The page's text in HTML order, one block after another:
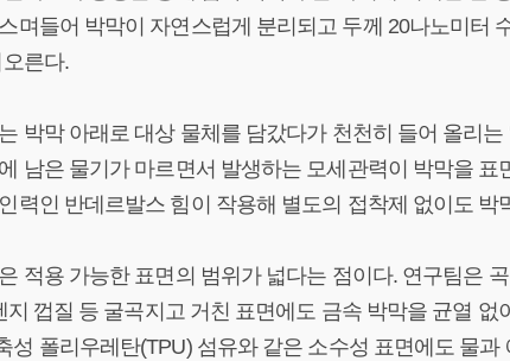
며들어 박막이 자연스럽게 분리되고 두께 20나노미터
른다.
박막 아래로 대상 물체를 담갔다가 천천히 들어 올리는
남은 물기가 마르면서 발생하는 모세관력이 박막을 표
력인 반데르발스 힘이 작용해 별도의 접착제 없이도 박
적용 가능한 표면의 범위가 넓다는 점이다. 연구팀은
지 껍질 등 굴곡지고 거친 표면에도 금속 박막을 균열 없
성 폴리우레탄(TPU) 섬유와 같은 소수성 표면에도 물